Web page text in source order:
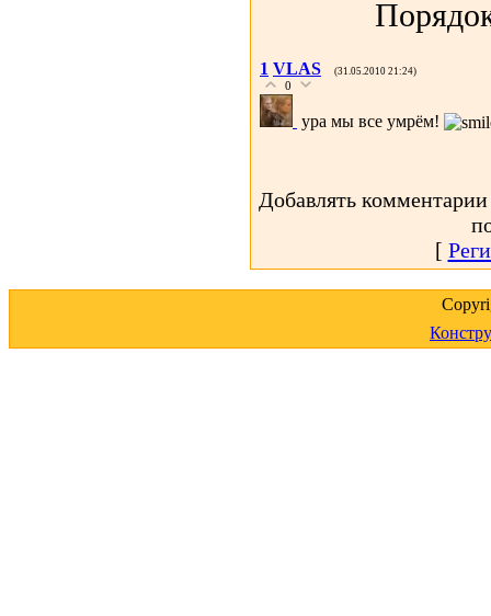
1 VLAS (31.05.2010 21:24)
0
ура мы все умрём!
Добавлять
[